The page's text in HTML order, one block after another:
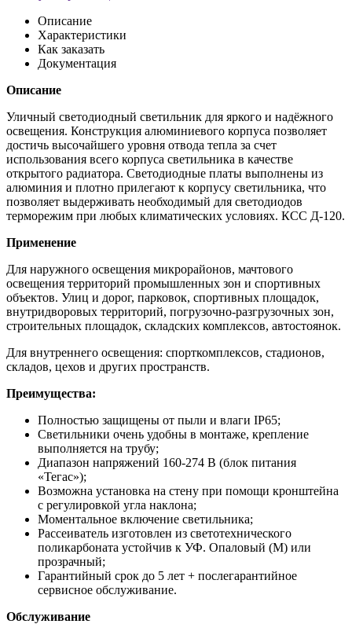
Описание
Характеристики
Как заказать
Документация
Описание
Уличный светодиодный светильник для яркого и надёжного
освещения. Конструкция алюминиевого корпуса позволяет
достичь высочайшего уровня отвода тепла за счет
использования всего корпуса светильника в качестве
открытого радиатора. Светодиодные платы выполнены из
алюминия и плотно прилегают к корпусу светильника, что
позволяет выдерживать необходимый для светодиодов
терморежим при любых климатических условиях. КСС Д-120.
Применение
Для наружного освещения микрорайонов, мачтового
освещения территорий промышленных зон и спортивных
объектов. Улиц и дорог, парковок, спортивных площадок,
внутридворовых территорий, погрузочно-разгрузочных зон,
строительных площадок, складских комплексов, автостоянок.
Для внутреннего освещения: спорткомплексов, стадионов,
складов, цехов и других пространств.
Преимущества:
Полностью защищены от пыли и влаги IP65;
Светильники очень удобны в монтаже, крепление
выполняется на трубу;
Диапазон напряжений 160-274 В (блок питания
«Тегас»);
Возможна установка на стену при помощи кронштейна
с регулировкой угла наклона;
Моментальное включение светильника;
Рассеиватель изготовлен из светотехнического
поликарбоната устойчив к УФ. Опаловый (М) или
прозрачный;
Гарантийный срок до 5 лет + послегарантийное
сервисное обслуживание.
Обслуживание